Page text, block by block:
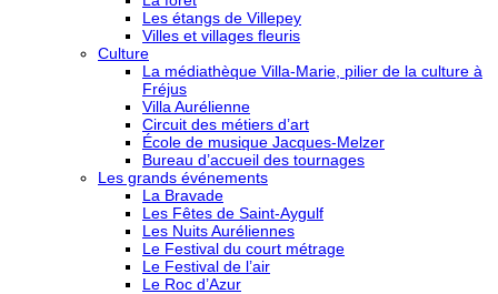
Les étangs de Villepey
Villes et villages fleuris
Culture
La médiathèque Villa-Marie, pilier de la culture à
Fréjus
Villa Aurélienne
Circuit des métiers d’art
École de musique Jacques-Melzer
Bureau d’accueil des tournages
Les grands événements
La Bravade
Les Fêtes de Saint-Aygulf
Les Nuits Auréliennes
Le Festival du court métrage
Le Festival de l’air
Le Roc d’Azur